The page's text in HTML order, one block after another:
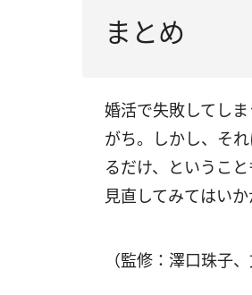
まとめ
婚活で失敗してし
がち。しかし、そ
るだけ、というこ
見直してみてはい
（監修：澤口珠子